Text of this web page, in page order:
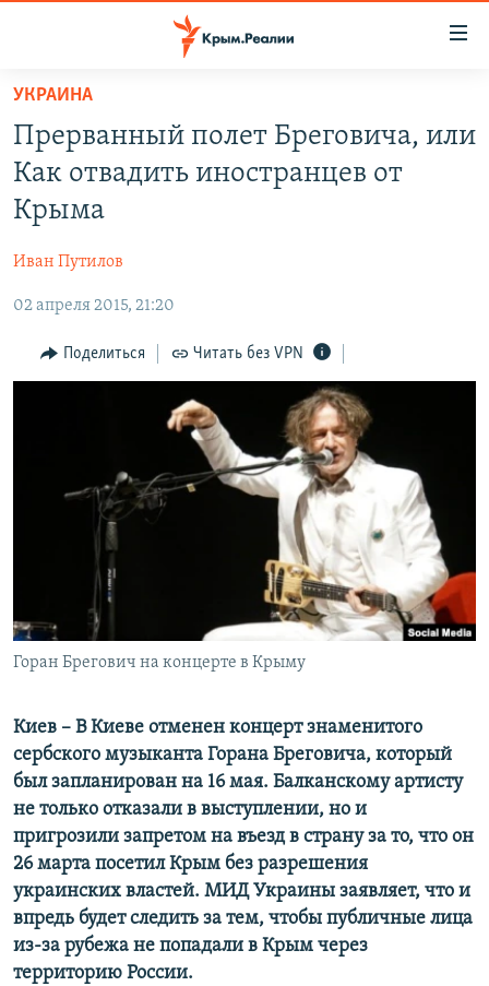
Вернуться
основному
содержанию
Вернутся
главной
навигации
Вернутся
поиску
СПЕЦПРОЕКТЫ
11 ЛЕТ ОККУПАЦИИ КРЫМА. 11 ИСТОРИЙ СОПРОТИВЛЕНИЯ
ВОДА
ЕЩЕ
ИНТЕРАКТИВ
ИНФОГРАФИКА
СОВЕТЫ ПРАВОЗАЩИТНИКОВ
ПРОПАВШИЕ БЕЗ ВЕСТИ
ПОБЕДИТЕЛЕЙ НЕ СУДЯТ?
КРЫМ.НЕПОКОРЕННЫЙ
УКРАИНСКАЯ ПРОБЛЕМА КРЫМА
РАДІО СВОБОДА
КАК ОБОЙТИ БЛОКИРОВКУ
ПРИСОЕДИНЯЙТЕСЬ!
Все сайты RFE/RL
УКРАИНА
Прерванный полет Бреговича, или
Как отвадить иностранцев от
Крыма
Иван Путилов
02 апреля 2015, 21:20
Поделиться Читать без VPN
Горан Брегович на концерте в Крыму
Киев – В Киеве отменен концерт знаменитого
сербского музыканта Горана Бреговича, который
был запланирован на 16 мая. Балканскому артисту
не только отказали в выступлении, но и
пригрозили запретом на въезд в страну за то, что он
26 марта посетил Крым без разрешения
украинских властей. МИД Украины заявляет, что и
впредь будет следить за тем, чтобы публичные лица
из-за рубежа не попадали в Крым через
территорию России.